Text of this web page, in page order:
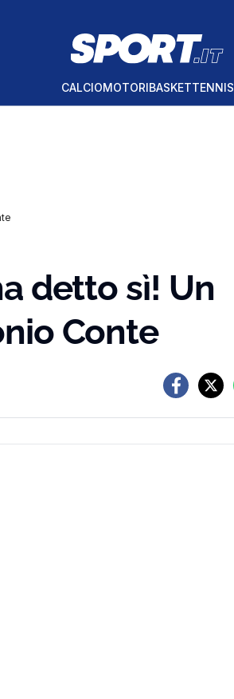
CALCIOMOTORIBASKETTENNIS
detto sì! Un
Conte